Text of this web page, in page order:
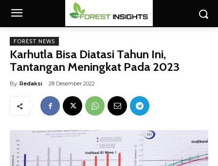
FOREST NEWS
Karhutla Bisa Diatasi Tahun Ini,
Tantangan Meningkat Pada 2023
By Redaksi 28 Desember 2022